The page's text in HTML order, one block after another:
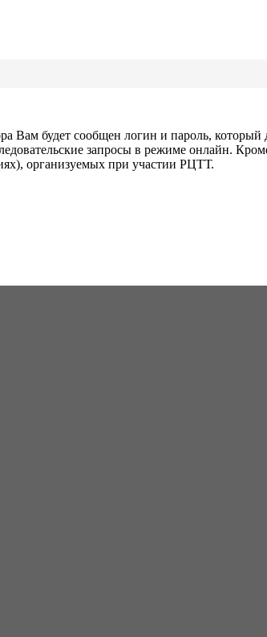
Вам будет сообщен логин и пароль,
запросы в режиме онлайн.
организуемых при участии РЦТТ.